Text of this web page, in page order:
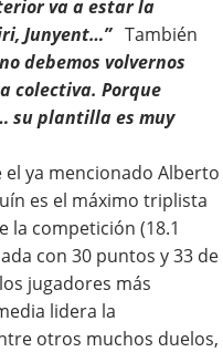
va a estar la
Junyent…” También
debemos volvernos
colectiva. Porque
su plantilla es muy
ya mencionado Alberto
es el máximo triplista
la competición (18.1
con 30 puntos y 33 de
jugadores más
lidera la
otros muchos duelos,